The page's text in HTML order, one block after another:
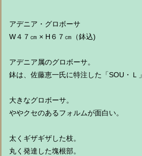
アデニア・グロボーサ
W４７㎝ × H６７㎝（鉢込)
アデニア属のグロボーサ。
鉢は、佐藤恵一氏に特注した「SOU・Ｌ」
大きなグロボーサ。
ややクセのあるフォルムが面白い。
太くギザギザした枝。
丸く発達した塊根部。